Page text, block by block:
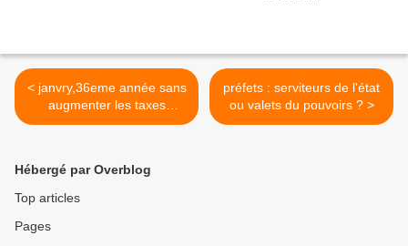
< janvry,36eme année sans
augmenter les taxes
communales
préfets : serviteurs de l'état
ou valets du pouvoirs ? >
Hébergé par Overblog
Top articles
Pages